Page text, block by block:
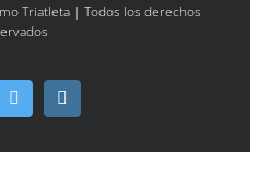
Triatleta | Todos los derechos
Twitter